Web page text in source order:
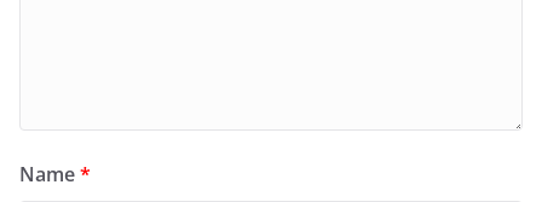
Name*